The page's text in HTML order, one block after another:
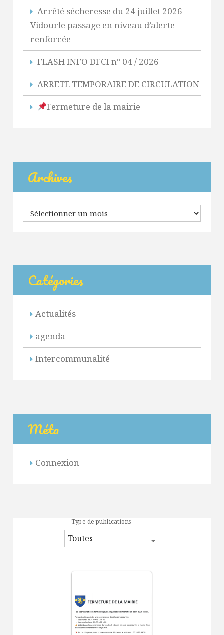
Arrêté sécheresse du 24 juillet 2026 –
Vidourle passage en niveau d’alerte
renforcée
FLASH INFO DFCI n° 04 / 2026
ARRETE TEMPORAIRE DE CIRCULATION
Fermeture de la mairie
Archives
Archives
Catégories
Actualités
agenda
Intercommunalité
Méta
Connexion
Type de publications